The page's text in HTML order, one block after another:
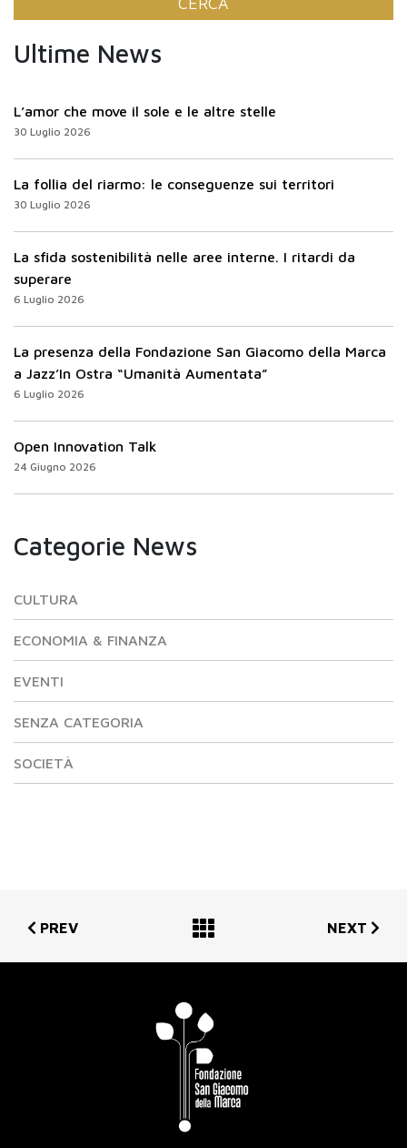
Ultime News
L’amor che move il sole e le altre stelle
30 Luglio 2026
La follia del riarmo: le conseguenze sui territori
30 Luglio 2026
La sfida sostenibilità nelle aree interne. I ritardi da
superare
6 Luglio 2026
La presenza della Fondazione San Giacomo della Marca
a Jazz’In Ostra “Umanità Aumentata”
6 Luglio 2026
Open Innovation Talk
24 Giugno 2026
Categorie News
CULTURA
ECONOMIA & FINANZA
EVENTI
SENZA CATEGORIA
SOCIETÀ
PREV NEXT